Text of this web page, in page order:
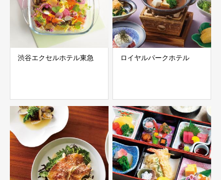
渋谷エクセルホテル東急 ロイヤルパークホテル